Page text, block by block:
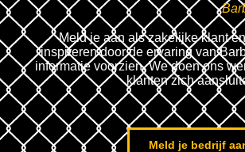
Meld je aan als zakelijke klant
inspireren door de ervaring van
informatie voorzien. We doen ons
klanten zich
Meld je bedrijf